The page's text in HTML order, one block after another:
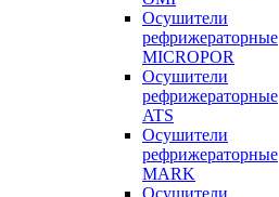
Осушители
рефрижераторные
MICROPOR
Осушители
рефрижераторные
ATS
Осушители
рефрижераторные
MARK
Осушители